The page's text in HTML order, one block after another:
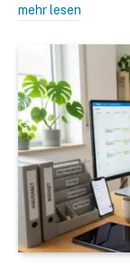
mehr lesen